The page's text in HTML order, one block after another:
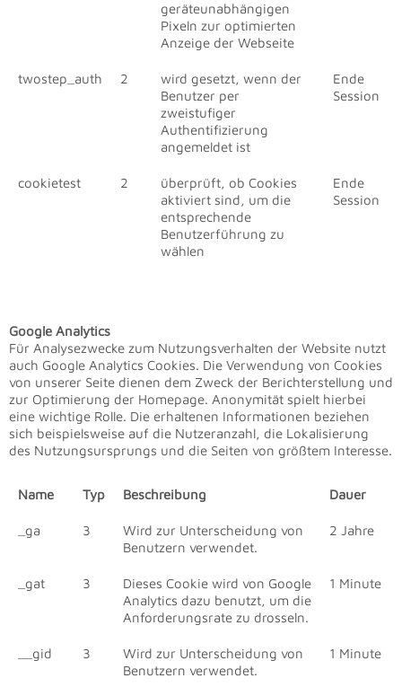
geräteunabhängigen
Pixeln zur optimierten
Anzeige der Webseite
twostep_auth 2
wird gesetzt, wenn der
Benutzer per
zweistufiger
Authentifizierung
angemeldet ist
Ende
Session
cookietest 2
überprüft, ob Cookies
aktiviert sind, um die
entsprechende
Benutzerführung zu
wählen
Ende
Session
Google Analytics
Für Analysezwecke zum Nutzungsverhalten der Website nutzt
auch Google Analytics Cookies. Die Verwendung von Cookies
von unserer Seite dienen dem Zweck der Berichterstellung und
zur Optimierung der Homepage. Anonymität spielt hierbei
eine wichtige Rolle. Die erhaltenen Informationen beziehen
sich beispielsweise auf die Nutzeranzahl, die Lokalisierung
des Nutzungsursprungs und die Seiten von größtem Interesse.
Name Typ Beschreibung Dauer
_ga 3
Wird zur Unterscheidung von
Benutzern verwendet.
2 Jahre
_gat 3
Dieses Cookie wird von Google
Analytics dazu benutzt, um die
Anforderungsrate zu drosseln.
1 Minute
__gid 3
Wird zur Unterscheidung von
Benutzern verwendet.
1 Minute